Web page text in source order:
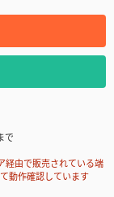
で
由で販売されている端
動作確認しています